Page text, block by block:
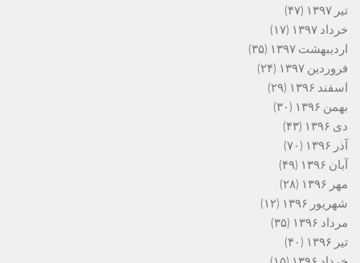
تیر ۱۳۹۷
(۴۷)
خرداد ۱۳۹۷
(۱۷)
اردیبهشت ۱۳۹۷
(۳۵)
فروردین ۱۳۹۷
(۲۴)
اسفند ۱۳۹۶
(۲۹)
بهمن ۱۳۹۶
(۳۰)
دی ۱۳۹۶
(۴۳)
آذر ۱۳۹۶
(۷۰)
آبان ۱۳۹۶
(۴۹)
مهر ۱۳۹۶
(۲۸)
شهریور ۱۳۹۶
(۱۲)
مرداد ۱۳۹۶
(۳۵)
تیر ۱۳۹۶
(۴۰)